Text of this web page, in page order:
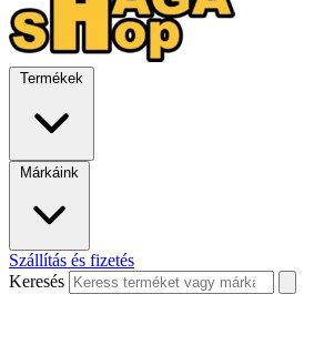
Termékek
Márkáink
Szállítás és fizetés
Keresés